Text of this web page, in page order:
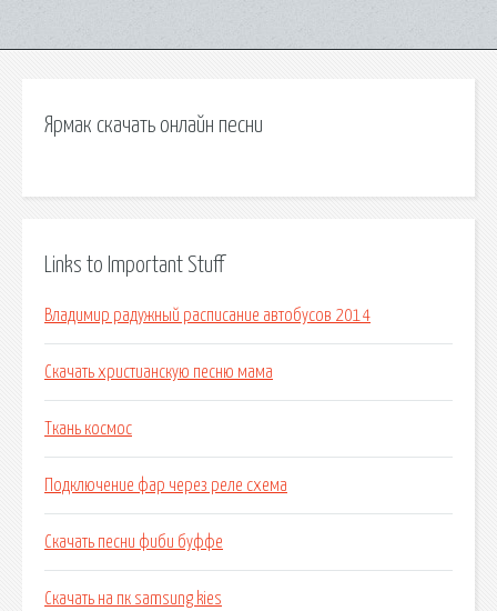
Ярмак скачать онлайн песни
Links to Important Stuff
Владимир радужный расписание автобусов 2014
Скачать христианскую песню мама
Ткань космос
Подключение фар через реле схема
Скачать песни фиби буффе
Скачать на пк samsung kies